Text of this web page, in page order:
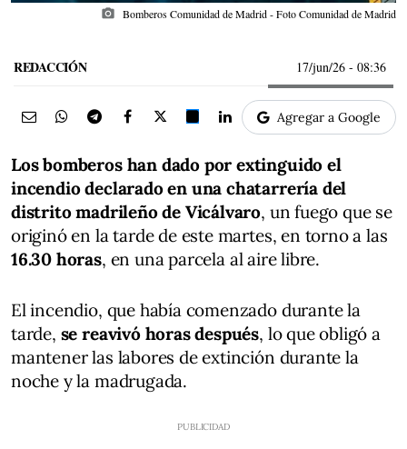
photo_camera Bomberos Comunidad de Madrid - Foto Comunidad de Madrid
REDACCIÓN 17/jun/26 - 08:36
Agregar a Google
Los bomberos han dado por extinguido el
incendio declarado en una chatarrería del
distrito madrileño de Vicálvaro, un fuego que se
originó en la tarde de este martes, en torno a las
16.30 horas, en una parcela al aire libre.
El incendio, que había comenzado durante la
tarde, se reavivó horas después, lo que obligó a
mantener las labores de extinción durante la
noche y la madrugada.